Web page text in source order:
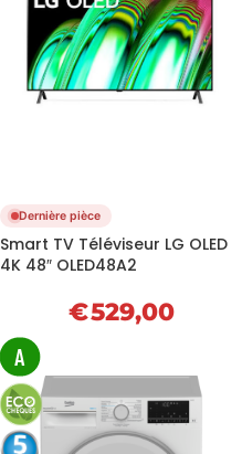
Dernière pièce
Smart TV Téléviseur LG OLED
4K 48″ OLED48A2
€529,00
A